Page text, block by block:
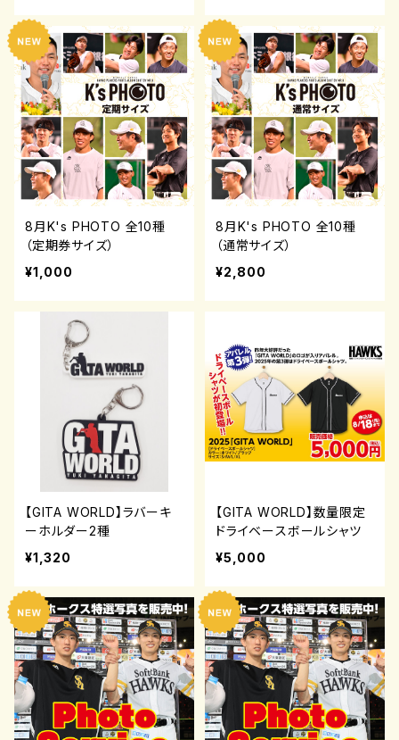
8月K's PHOTO 全10種
（定期券サイズ）
¥1,000
8月K's PHOTO 全10種
（通常サイズ）
¥2,800
【GITA WORLD】ラバーキ
ーホルダー2種
¥1,320
【GITA WORLD】数量限定
ドライベースボールシャツ
¥5,000